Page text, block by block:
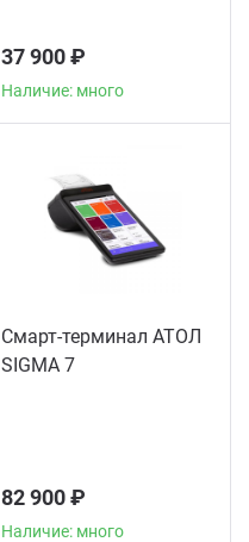
37 900 ₽
Наличие: много
Смарт-терминал АТОЛ
SIGMA 7
82 900 ₽
Наличие: много